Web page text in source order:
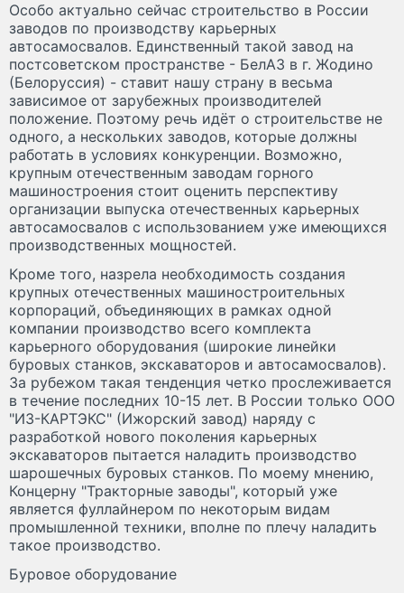
Особо актуально сейчас строительство в России
заводов по производству карьерных
автосамосвалов. Единственный такой завод на
постсоветском пространстве - БелАЗ в г. Жодино
(Белоруссия) - ставит нашу страну в весьма
зависимое от зарубежных производителей
положение. Поэтому речь идёт о строительстве не
одного, а нескольких заводов, которые должны
работать в условиях конкуренции. Возможно,
крупным отечественным заводам горного
машиностроения стоит оценить перспективу
организации выпуска отечественных карьерных
автосамосвалов с использованием уже имеющихся
производственных мощностей.
Кроме того, назрела необходимость создания
крупных отечественных машиностроительных
корпораций, объединяющих в рамках одной
компании производство всего комплекта
карьерного оборудования (широкие линейки
буровых станков, экскаваторов и автосамосвалов).
За рубежом такая тенденция четко прослеживается
в течение последних 10-15 лет. В России только ООО
"ИЗ-КАРТЭКС" (Ижорский завод) наряду с
разработкой нового поколения карьерных
экскаваторов пытается наладить производство
шарошечных буровых станков. По моему мнению,
Концерну "Тракторные заводы", который уже
является фуллайнером по некоторым видам
промышленной техники, вполне по плечу наладить
такое производство.
Буровое оборудование